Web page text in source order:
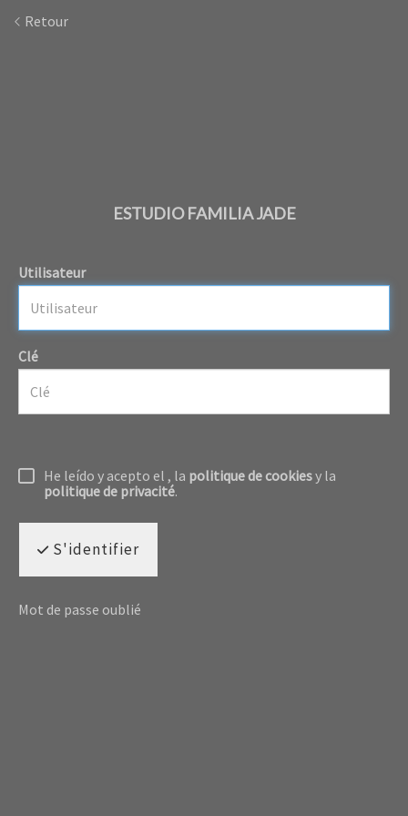
Retour
ESTUDIO FAMILIA JADE
Utilisateur
Clé
He leído y acepto el , la politique de cookiesy la
politique de privacité.
S'identifier
Mot de passe oublié